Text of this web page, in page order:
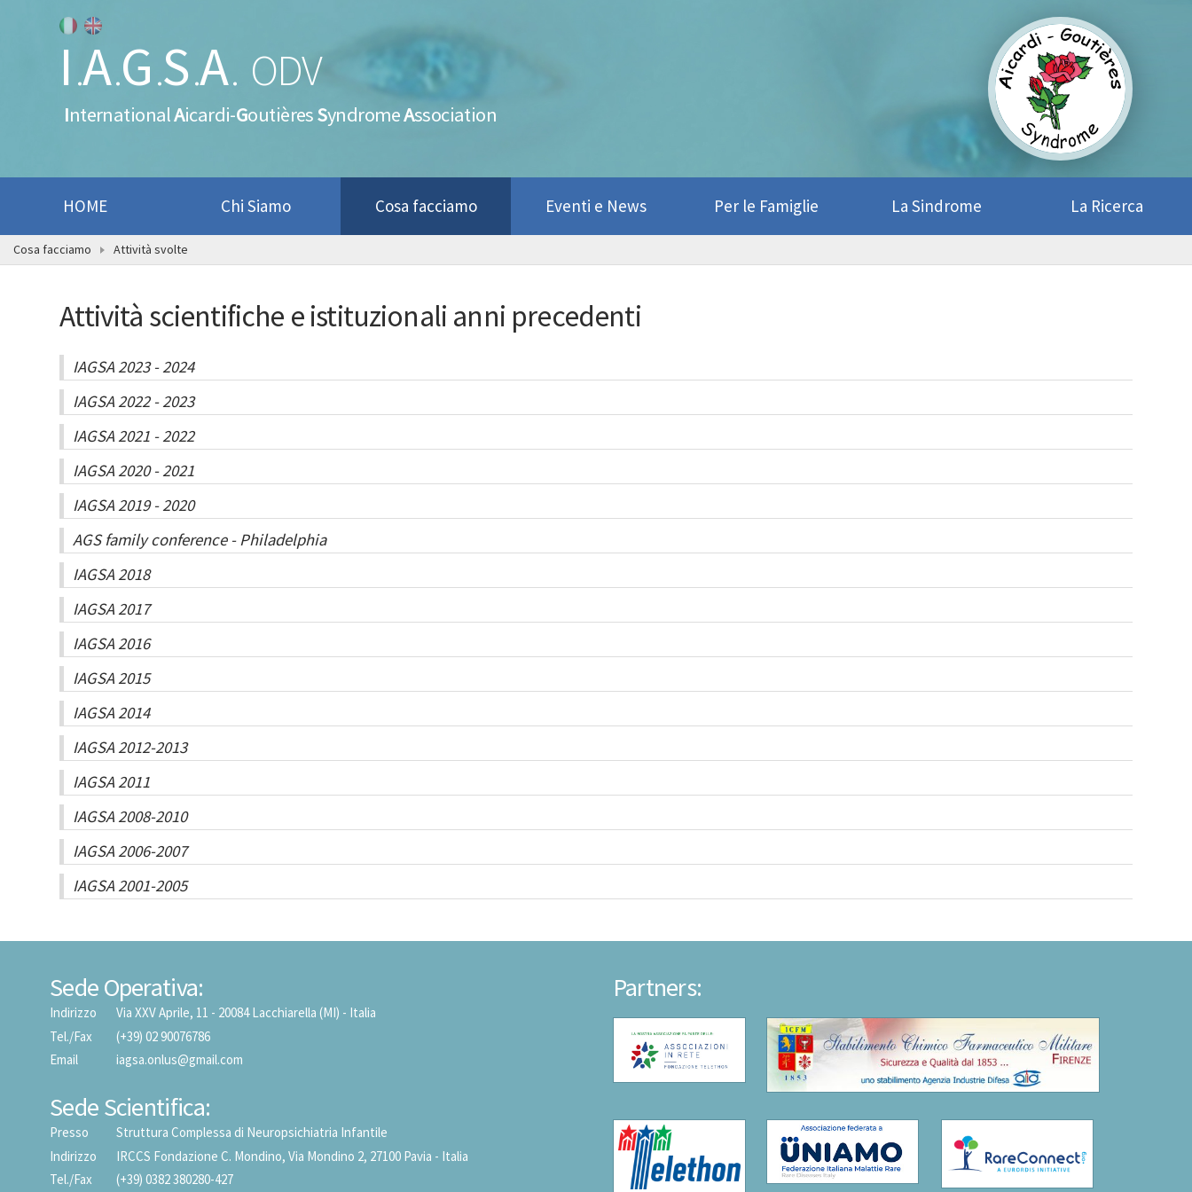
I.A.G.S.A. ODV
InternationalAicardi-GoutièresSyndromeAssociation
HOME Chi Siamo Cosa facciamo Eventi e News Per le Famiglie La Sindrome La Ricerca
Cosa facciamo Attività svolte
Attività scientifiche e istituzionali anni precedenti
IAGSA 2023 - 2024
IAGSA 2022 - 2023
IAGSA 2021 - 2022
IAGSA 2020 - 2021
IAGSA 2019 - 2020
AGS family conference - Philadelphia
IAGSA 2018
IAGSA 2017
IAGSA 2016
IAGSA 2015
IAGSA 2014
IAGSA 2012-2013
IAGSA 2011
IAGSA 2008-2010
IAGSA 2006-2007
IAGSA 2001-2005
Sede Operativa:
Indirizzo
Via XXV Aprile, 11 - 20084 Lacchiarella (MI) - Italia
Tel./Fax
(+39) 02 90076786
Email
iagsa.onlus@gmail.com
Sede Scientifica:
Presso
Struttura Complessa di Neuropsichiatria Infantile
Indirizzo
IRCCS Fondazione C. Mondino, Via Mondino 2, 27100 Pavia - Italia
Tel./Fax
(+39) 0382 380280-427
Partners: